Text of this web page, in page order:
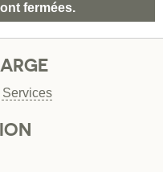
fermées.